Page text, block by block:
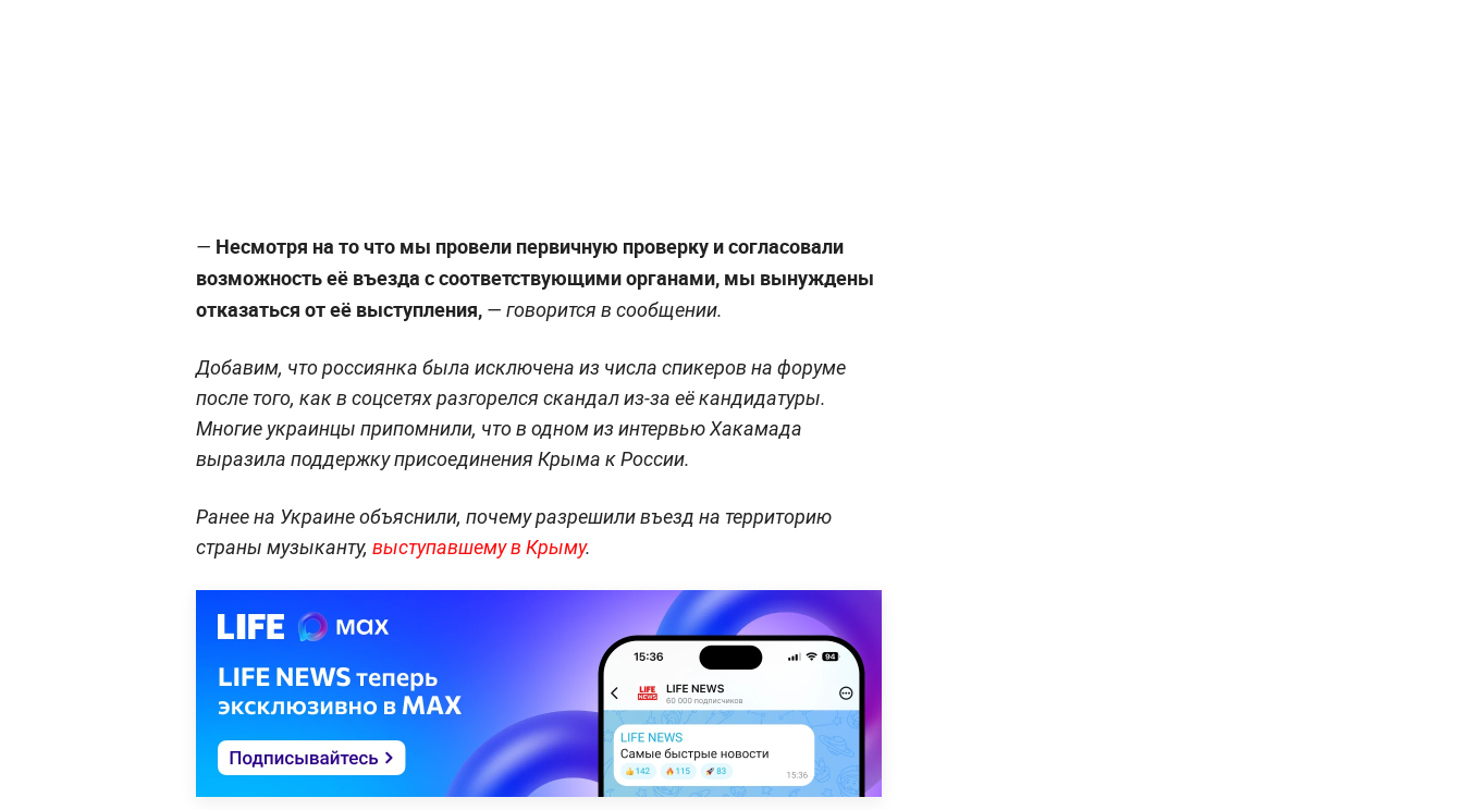
— Несмотря на то что мы провели первичную проверку и согласовали
возможность её въезда с соответствующими органами, мы вынуждены
отказаться от её выступления, — говорится в сообщении.
Добавим, что россиянка была исключена из числа спикеров на форуме
после того, как в соцсетях разгорелся скандал из-за её кандидатуры.
Многие украинцы припомнили, что в одном из интервью Хакамада
выразила поддержку присоединения Крыма к России.
Ранее на Украине объяснили, почему разрешили въезд на территорию
страны музыканту, выступавшему в Крыму.